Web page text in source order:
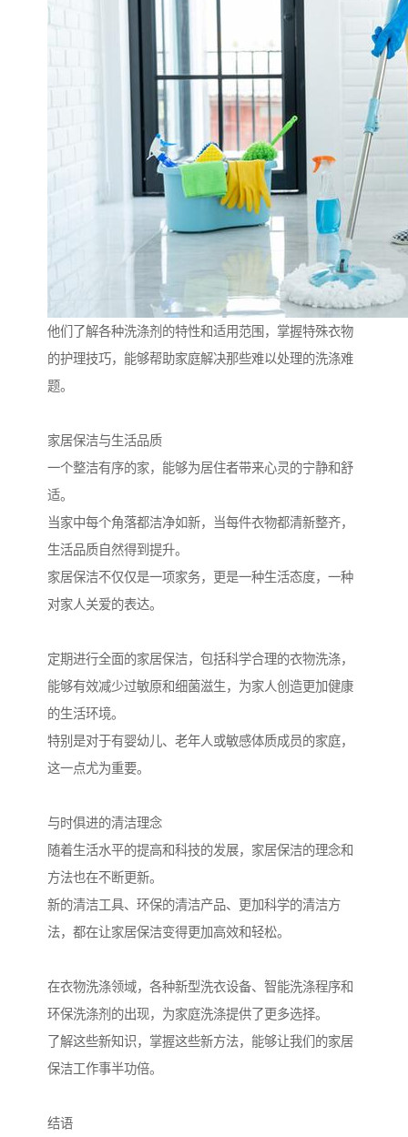
他们了解各种洗涤剂的特性和适用范围，掌握特殊衣物
的护理技巧，能够帮助家庭解决那些难以处理的洗涤难
题。
家居保洁与生活品质
一个整洁有序的家，能够为居住者带来心灵的宁静和舒
适。
当家中每个角落都洁净如新，当每件衣物都清新整齐，
生活品质自然得到提升。
家居保洁不仅仅是一项家务，更是一种生活态度，一种
对家人关爱的表达。
定期进行全面的家居保洁，包括科学合理的衣物洗涤，
能够有效减少过敏原和细菌滋生，为家人创造更加健康
的生活环境。
特别是对于有婴幼儿、老年人或敏感体质成员的家庭，
这一点尤为重要。
与时俱进的清洁理念
随着生活水平的提高和科技的发展，家居保洁的理念和
方法也在不断更新。
新的清洁工具、环保的清洁产品、更加科学的清洁方
法，都在让家居保洁变得更加高效和轻松。
在衣物洗涤领域，各种新型洗衣设备、智能洗涤程序和
环保洗涤剂的出现，为家庭洗涤提供了更多选择。
了解这些新知识，掌握这些新方法，能够让我们的家居
保洁工作事半功倍。
结语